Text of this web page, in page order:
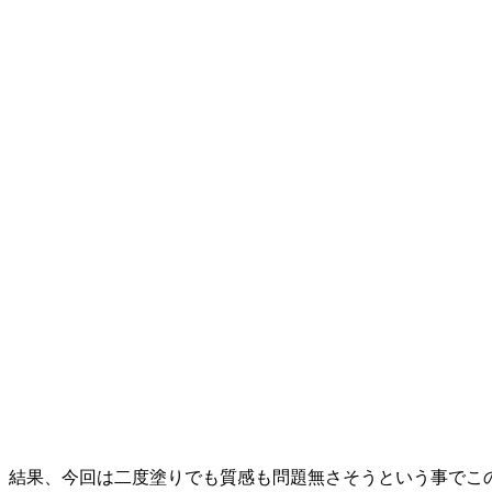
結果、今回は二度塗りでも質感も問題無さそうという事でこ